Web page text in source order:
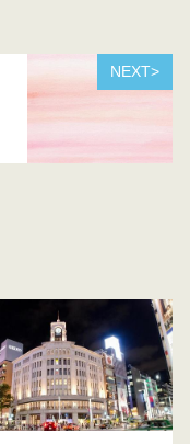
NEXT>